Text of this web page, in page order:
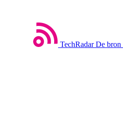
TechRadar De bron